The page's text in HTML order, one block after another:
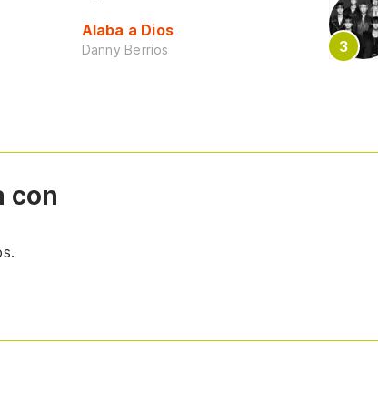
Alaba a Dios
Danny Berrios
con